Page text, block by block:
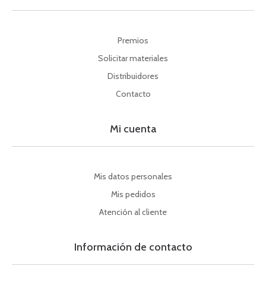
Premios
Solicitar materiales
Distribuidores
Contacto
Mi cuenta
Mis datos personales
Mis pedidos
Atención al cliente
Información de contacto